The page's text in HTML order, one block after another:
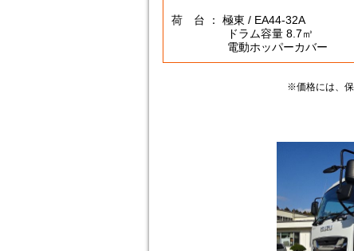
荷 台 ： 極東 / EA44-32A
ドラム容量 8.7㎥
電動ホッパーカバー
※価格には、保